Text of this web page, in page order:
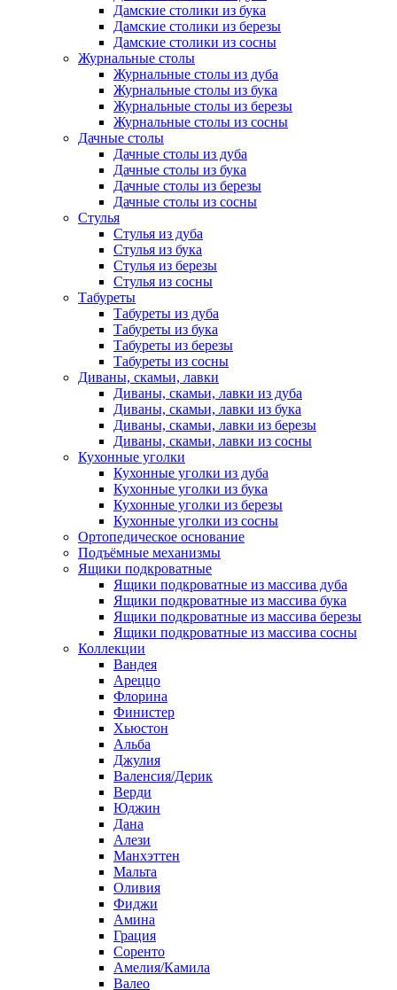
Дамские столики из бука
Дамские столики из березы
Дамские столики из сосны
Журнальные столы
Журнальные столы из дуба
Журнальные столы из бука
Журнальные столы из березы
Журнальные столы из сосны
Дачные столы
Дачные столы из дуба
Дачные столы из бука
Дачные столы из березы
Дачные столы из сосны
Стулья
Стулья из дуба
Стулья из бука
Стулья из березы
Стулья из сосны
Табуреты
Табуреты из дуба
Табуреты из бука
Табуреты из березы
Табуреты из сосны
Диваны, скамьи, лавки
Диваны, скамьи, лавки из дуба
Диваны, скамьи, лавки из бука
Диваны, скамьи, лавки из березы
Диваны, скамьи, лавки из сосны
Кухонные уголки
Кухонные уголки из дуба
Кухонные уголки из бука
Кухонные уголки из березы
Кухонные уголки из сосны
Ортопедическое основание
Подъёмные механизмы
Ящики подкроватные
Ящики подкроватные из массива дуба
Ящики подкроватные из массива бука
Ящики подкроватные из массива березы
Ящики подкроватные из массива сосны
Коллекции
Вандея
Ареццо
Флорина
Финистер
Хьюстон
Альба
Джулия
Валенсия/Дерик
Верди
Юджин
Дана
Алези
Манхэттен
Мальта
Оливия
Фиджи
Амина
Грация
Соренто
Амелия/Камила
Валео